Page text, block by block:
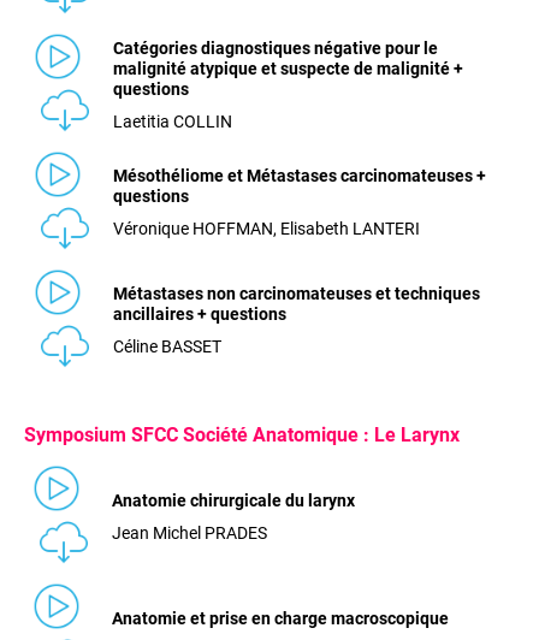
Catégories diagnostiques négative pour le
malignité atypique et suspecte de malignité +
questions
Laetitia COLLIN
Mésothéliome et Métastases carcinomateuses +
questions
Véronique HOFFMAN, Elisabeth LANTERI
Métastases non carcinomateuses et techniques
ancillaires + questions
Céline BASSET
Symposium SFCC Société Anatomique : Le Larynx
Anatomie chirurgicale du larynx
Jean Michel PRADES
Anatomie et prise en charge macroscopique